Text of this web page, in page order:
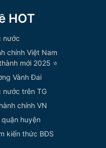
HOT
nước
chính Việt Nam
mới 2025 ⭐
Vành Đai
nước trên TG
chính VN
huyện
kiến thức BĐS